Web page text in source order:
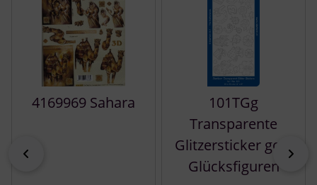
4169969 Sahara
101TGg
Transparente
Glitzersticker gold
Glücksfiguren